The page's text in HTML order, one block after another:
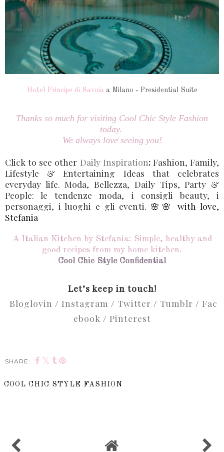
Hotel Principe di Savoia a Milano - Presidential Suite
Thanks so much for visiting Cool Chic Style Fashion
today.
We always love seeing you!
Click to see other Daily Inspiration: Fashion, Family,
Lifestyle & Entertaining Ideas that celebrates
everyday life.Moda, Bellezza, Daily Tips, Party &
People: le tendenze moda, i consigli beauty, i
personaggi, i luoghi e gli eventi. 🌸🌸with love,
Stefania
A Italian Kitchen by Stefania: Simple, healthy and
good recipes from my home kitchen.
Cool Chic Style Confidential
Let’s keep in touch!
Bloglovin / Instagram / Twitter / Tumblr / Fac
ebook / Pinterest
SHARE:
COOL CHIC STYLE FASHION